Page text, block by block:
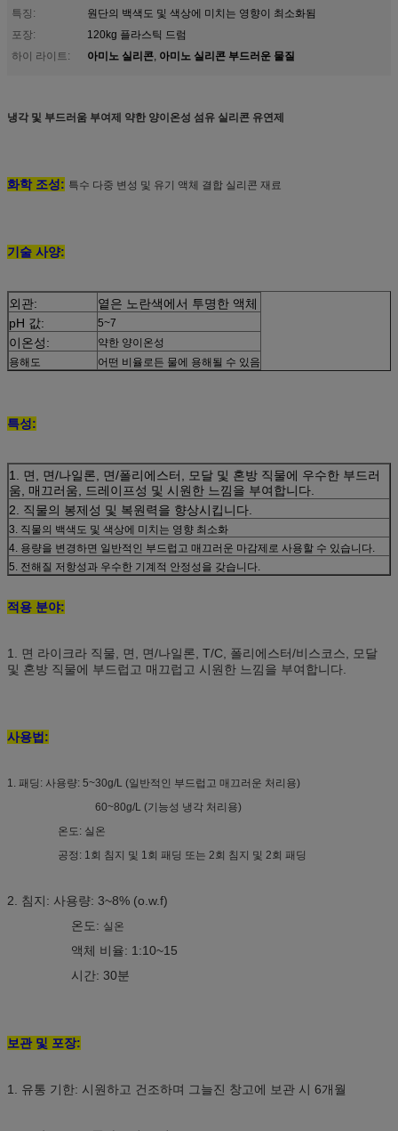
특징:
원단의 백색도 및 색상에 미치는 영향이 최소화됨
포장:
120kg 플라스틱 드럼
하이 라이트:
아미노 실리콘, 아미노 실리콘 부드러운 물질
냉각 및 부드러움 부여제 약한 양이온성 섬유 실리콘 유연제
화학 조성: 특수 다중 변성 및 유기 액체 결합 실리콘 재료
기술 사양:
외관:
옅은 노란색에서 투명한 액체
pH 값:
5~7
이온성:
약한 양이온성
용해도
어떤 비율로든 물에 용해될 수 있음
특성:
1. 면, 면/나일론, 면/폴리에스터, 모달 및 혼방 직물에 우수한 부드러
움, 매끄러움, 드레이프성 및 시원한 느낌을 부여합니다.
2. 직물의 봉제성 및 복원력을 향상시킵니다.
3. 직물의 백색도 및 색상에 미치는 영향 최소화
4. 용량을 변경하면 일반적인 부드럽고 매끄러운 마감제로 사용할 수 있습니다.
5. 전해질 저항성과 우수한 기계적 안정성을 갖습니다.
적용 분야:
1.
면 라이크라 직물, 면, 면/나일론, T/C, 폴리에스터/비스코스, 모달
및 혼방 직물에 부드럽고 매끄럽고 시원한 느낌을 부여합니다.
사용법:
1. 패딩: 사용량: 5~30g/L (일반적인 부드럽고 매끄러운 처리용)
60~80g/L (기능성 냉각 처리용)
온도: 실온
공정: 1회 침지 및 1회 패딩 또는 2회 침지 및 2회 패딩
2. 침지: 사용량: 3~8% (o.w.f)
온도: 실온
액체 비율: 1:10~15
시간: 30분
보관 및 포장:
1. 유통 기한: 시원하고 건조하며 그늘진 창고에 보관 시 6개월